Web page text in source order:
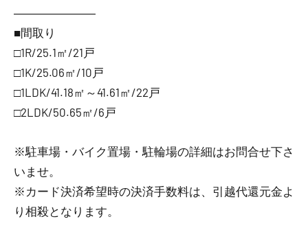
―――――――
■間取り
□1R/25.1㎡/21戸
□1K/25.06㎡/10戸
□1LDK/41.18㎡～41.61㎡/22戸
□2LDK/50.65㎡/6戸
※駐車場・バイク置場・駐輪場の詳細はお問合せ下さ
いませ。
※カード決済希望時の決済手数料は、引越代還元金よ
り相殺となります。